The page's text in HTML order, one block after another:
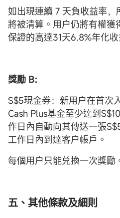
如出現連續 7 天負收益率
將被清算。用户仍將有權
保證的高達31天6.8%年化收
獎勵 B:
S$5現金券：新用户在首次
Cash Plus基金至少達到
作日內自動向其傳送一張
工作日內到達客户帳戶。
每個用户只能兑換一次獎勵
五、其他條款及細則